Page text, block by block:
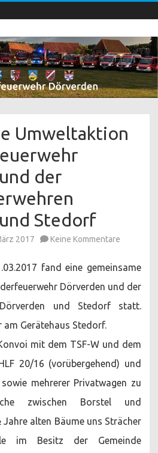
Dörverden
Direkt
zum
Inhalt
springen
Umweltaktion
der
Stedorf
2017 Keine Kommentare
der
und
fand eine gemeinsame
Dörverden und der
Dörverden und Stedorf statt.
am Gerätehaus Stedorf.
mit dem TSF-W und dem
20/16 (vorübergehend) und
mehrerer Privatwagen zu
zwischen Borstel und
alten Bäume uns Strächer
im Besitz der Gemeinde